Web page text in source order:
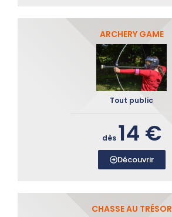
ARCHERY GAME
Tout public
dès 14 €
Découvrir
CHASSE AU TRÉSOR